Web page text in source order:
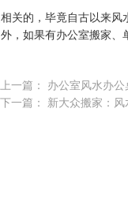
的，毕竟自古以来风
，如果有办公室搬家、
上一篇： 办公室风水办
下一篇： 新大众搬家：